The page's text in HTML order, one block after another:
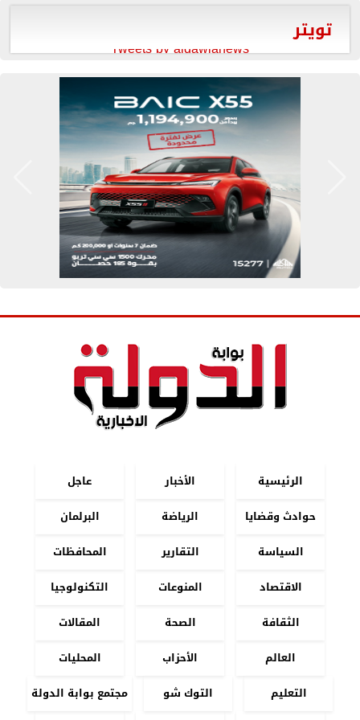
تويتر
Tweets by aldawlanews
الرئيسية الأخبار
عاجل
حوادث وقضايا
الرياضة
البرلمان
السياسة
التقارير
المحافظات
الاقتصاد
المنوعات
التكنولوجيا
الثقافة
الصحة
المقالات
العالم
الأحزاب
المحليات
التعليم
التوك شو
مجتمع بوابة الدولة